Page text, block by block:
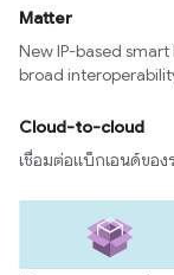
Matter
New IP-based
broad
Cloud-to-cloud
เชื่อมต่อแบ็กเอนด์ขอ